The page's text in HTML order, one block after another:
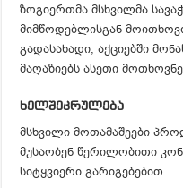
ზოგიერთმა მსხვილმა
მიმწოდებლისგან
გადასახადი, აქციებში
მაღაზიებს ასეთი
ხელშეკრულება
მსხვილი მოთამაშეები
მუსაობენ წერილობითი
სიტყვიერი გარიგებებით.